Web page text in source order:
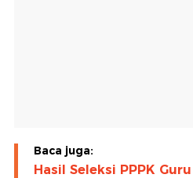
Baca juga:
Hasil Seleksi PPPK